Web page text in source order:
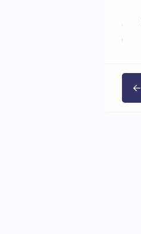
1,000,000 ر.س